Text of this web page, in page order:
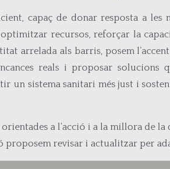
capaç de donar resposta a les
recursos, reforçar la
arrelada als barris, posem
reals i proposar solucions
un sistema sanitari més just i
a l’acció i a la millora de la
proposem revisar i actualitzar per